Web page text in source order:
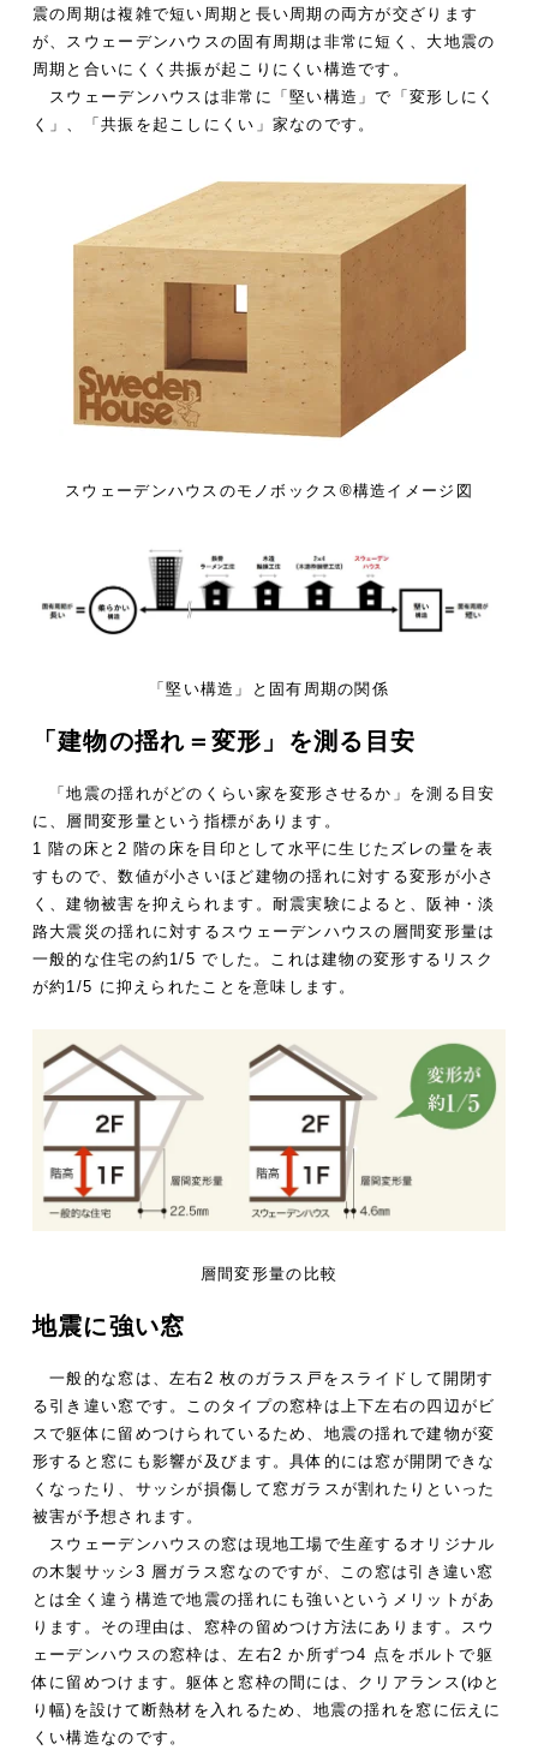
震の周期は複雑で短い周期と長い周期の両方が交ざります
が、スウェーデンハウスの固有周期は非常に短く、大地震の
周期と合いにくく共振が起こりにくい構造です。
スウェーデンハウスは非常に「堅い構造」で「変形しにく
く」、「共振を起こしにくい」家なのです。
スウェーデンハウスのモノボックス®構造イメージ図
「堅い構造」と固有周期の関係
「建物の揺れ＝変形」を測る目安
「地震の揺れがどのくらい家を変形させるか」を測る目安
に、層間変形量という指標があります。
1 階の床と2 階の床を目印として水平に生じたズレの量を表
すもので、数値が小さいほど建物の揺れに対する変形が小さ
く、建物被害を抑えられます。耐震実験によると、阪神・淡
路大震災の揺れに対するスウェーデンハウスの層間変形量は
一般的な住宅の約1/5 でした。これは建物の変形するリスク
が約1/5 に抑えられたことを意味します。
層間変形量の比較
地震に強い窓
一般的な窓は、左右2 枚のガラス戸をスライドして開閉す
る引き違い窓です。このタイプの窓枠は上下左右の四辺がビ
スで躯体に留めつけられているため、地震の揺れで建物が変
形すると窓にも影響が及びます。具体的には窓が開閉できな
くなったり、サッシが損傷して窓ガラスが割れたりといった
被害が予想されます。
スウェーデンハウスの窓は現地工場で生産するオリジナル
の木製サッシ3 層ガラス窓なのですが、この窓は引き違い窓
とは全く違う構造で地震の揺れにも強いというメリットがあ
ります。その理由は、窓枠の留めつけ方法にあります。スウ
ェーデンハウスの窓枠は、左右2 か所ずつ4 点をボルトで躯
体に留めつけます。躯体と窓枠の間には、クリアランス(ゆと
り幅)を設けて断熱材を入れるため、地震の揺れを窓に伝えに
くい構造なのです。